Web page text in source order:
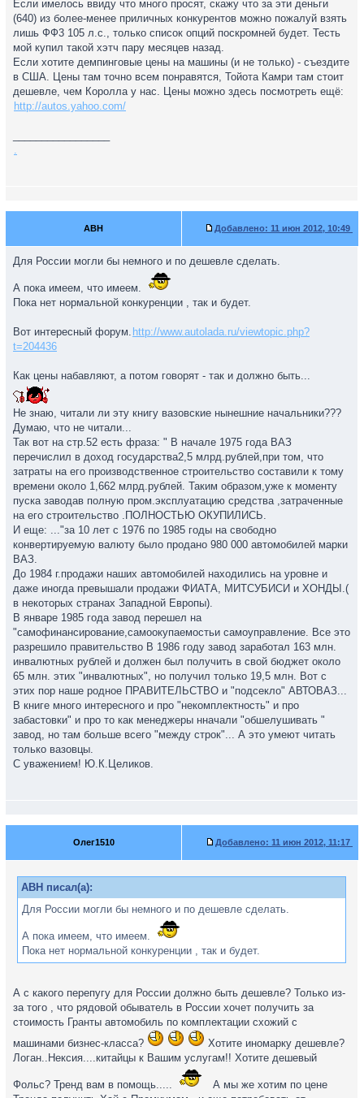
Если имелось ввиду что много просят, скажу что за эти деньги
(640) из более-менее приличных конкурентов можно пожалуй взять
лишь ФФ3 105 л.с., только список опций поскромней будет. Тесть
мой купил такой хэтч пару месяцев назад.
Если хотите демпинговые цены на машины (и не только) - съездите
в США. Цены там точно всем понравятся, Тойота Камри там стоит
дешевле, чем Королла у нас. Цены можно здесь посмотреть ещё:
http://autos.yahoo.com/
.
ABH Добавлено: 11 июн 2012, 10:49
Для России могли бы немного и по дешевле сделать.
А пока имеем, что имеем.
Пока нет нормальной конкуренции , так и будет.
Вот интересный форум. http://www.autolada.ru/viewtopic.php?
t=204436
Как цены набавляют, а потом говорят - так и должно быть...
Не знаю, читали ли эту книгу вазовские нынешние начальники???
Думаю, что не читали...
Так вот на стр.52 есть фраза: " В начале 1975 года ВАЗ
перечислил в доход государства2,5 млрд.рублей,при том, что
затраты на его производственное строительство составили к тому
времени около 1,662 млрд.рублей. Таким образом,уже к моменту
пуска заводав полную пром.эксплуатацию средства ,затраченные
на его строительство .ПОЛНОСТЬЮ ОКУПИЛИСЬ.
И еще: ..."за 10 лет с 1976 по 1985 годы на свободно
конвертируемую валюту было продано 980 000 автомобилей марки
ВАЗ.
До 1984 г.продажи наших автомобилей находились на уровне и
даже иногда превышали продажи ФИАТА, МИТСУБИСИ и ХОНДЫ.(
в некоторых странах Западной Европы).
В январе 1985 года завод перешел на
"самофинансирование,самоокупаемостьи самоуправление. Все это
разрешило правительство В 1986 году завод заработал 163 млн.
инвалютных рублей и должен был получить в свой бюджет около
65 млн. этих "инвалютных", но получил только 19,5 млн. Вот с
этих пор наше родное ПРАВИТЕЛЬСТВО и "подсекло" АВТОВАЗ...
В книге много интересного и про "некомплектность" и про
забастовки" и про то как менеджеры нначали "обшелушивать "
завод, но там больше всего "между строк"... А это умеют читать
только вазовцы.
С уважением! Ю.К.Целиков.
Олег1510 Добавлено: 11 июн 2012, 11:17
ABH писал(а):
Для России могли бы немного и по дешевле сделать.
А пока имеем, что имеем.
Пока нет нормальной конкуренции , так и будет.
А с какого перепугу для России должно быть дешевле? Только из-
за того , что рядовой обыватель в России хочет получить за
стоимость Гранты автомобиль по комплектации схожий с
машинами бизнес-класса?
Хотите иномарку дешевле?
Логан..Нексия....китайцы к Вашим услугам!! Хотите дешевый
Фольс? Тренд вам в помощь.....
А мы же хотим по цене